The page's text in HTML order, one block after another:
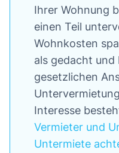
Ihrer Wohnung
einen Teil
Wohnkosten
als gedacht und
gesetzlichen
Interesse
Vermieter und
Untermiete